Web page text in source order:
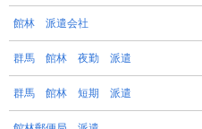
館林 派遣会社
群馬 館林 夜勤 派遣
群馬 館林 短期 派遣